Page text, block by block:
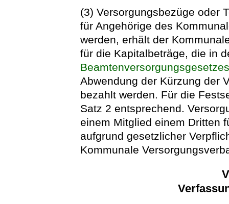
(3) Versorgungsbezüge oder
für Angehörige des
werden, erhält der
für die Kapitalbeträge, die in
Abwendung der Kürzung der
bezahlt werden. Für die
Satz 2 entsprechend.
einem Mitglied einem Dritten
aufgrund gesetzlicher
Kommunale